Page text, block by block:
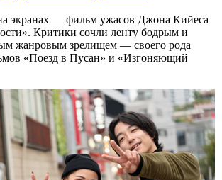
экранах — фильм ужасов Джона Кийеса
Критики сочли ленту бодрым и
жанровым зрелищeм — своего рода
«Поезд в Пусан» и «Изгоняющий